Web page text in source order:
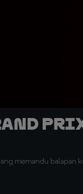
memandu balapan